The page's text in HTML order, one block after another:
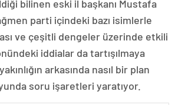
bilinen eski il başkanı Mustafa
parti içindeki bazı isimlerle
ve çeşitli dengeler üzerinde etkili
iddialar da tartışılmaya
arkasında nasıl bir plan
soru işaretleri yaratıyor.